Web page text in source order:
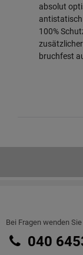
absolut
100%
bruchfest
Bei Fragen wenden
040